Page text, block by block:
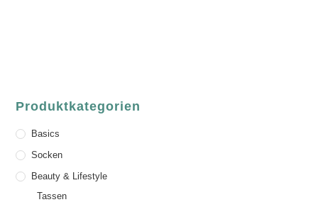
Produktkategorien
Basics
Socken
Beauty & Lifestyle
Tassen